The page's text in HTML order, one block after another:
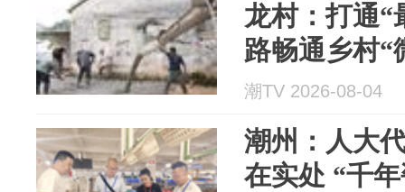
龙村：打通“
路畅通乡村“
潮TV 2026-08-04
潮州：人大
在实处 “千